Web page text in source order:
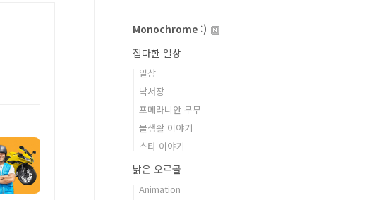
Monochrome :)
잡다한 일상
일상
낙서장
포메라니안 무무
물생활 이야기
스타 이야기
낡은 오르골
Animation